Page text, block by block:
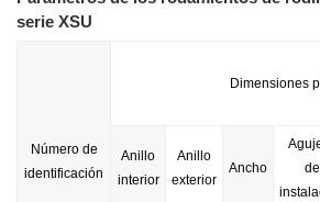
serie XSU
Número de
identificación
Dimensiones
Anillo
interior
Anillo
exterior
Ancho
de